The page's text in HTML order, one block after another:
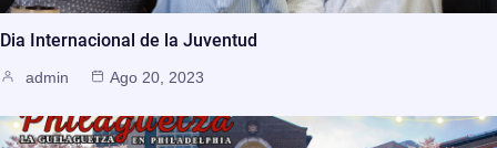
Dia Internacional de la Juventud
admin Ago 20, 2023